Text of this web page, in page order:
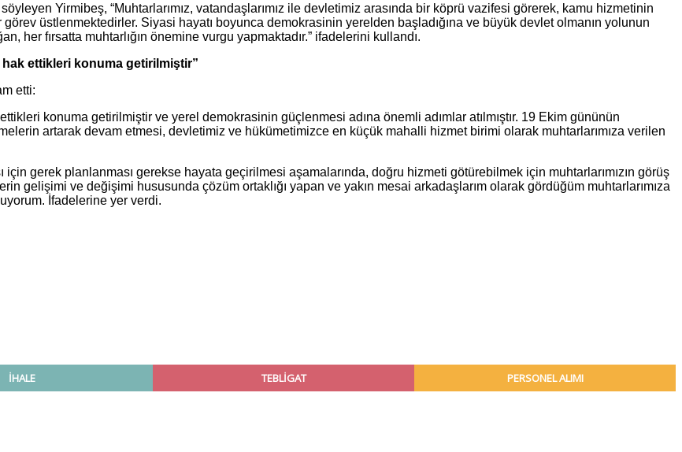
Yirmibeş, “Muhtarlarımız, vatandaşlarımız ile devletimiz arasında bir köprü vazifesi görerek, kamu hizmetinin
üstlenmektedirler. Siyasi hayatı boyunca demokrasinin yerelden başladığına ve büyük devlet olmanın yolunun
her fırsatta muhtarlığın önemine vurgu yapmaktadır.” ifadelerini kullandı.
hak ettikleri konuma getirilmiştir”
etti:
konuma getirilmiştir ve yerel demokrasinin güçlenmesi adına önemli adımlar atılmıştır. 19 Ekim gününün
artarak devam etmesi, devletimiz ve hükümetimizce en küçük mahalli hizmet birimi olarak muhtarlarımıza verilen
için gerek planlanması gerekse hayata geçirilmesi aşamalarında, doğru hizmeti götürebilmek için muhtarlarımızın görüş
gelişimi ve değişimi hususunda çözüm ortaklığı yapan ve yakın mesai arkadaşlarım olarak gördüğüm muhtarlarımıza
İfadelerine yer verdi.